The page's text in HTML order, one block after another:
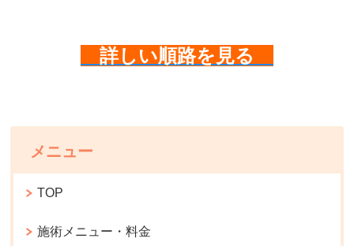
詳しい順路を見る
メニュー
TOP
施術メニュー・料金